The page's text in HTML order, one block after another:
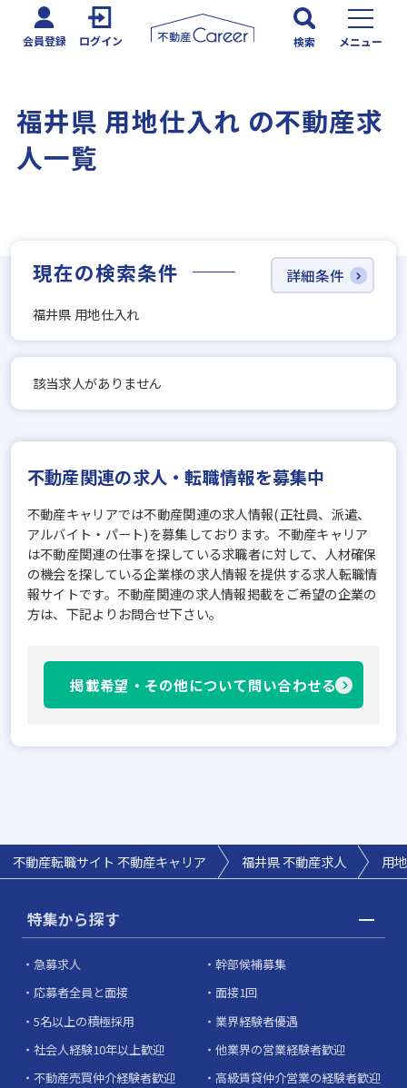
会員登録 ログイン 検索 メニュー
福井県 用地仕入れ の不動産求
人一覧
現在の検索条件
福井県 用地仕入れ
詳細条件
該当求人がありません
不動産関連の求人・転職情報を募集中
不動産キャリアでは不動産関連の求人情報(正社員、派遣、
アルバイト・パート)を募集しております。不動産キャリア
は不動産関連の仕事を探している求職者に対して、人材確保
の機会を探している企業様の求人情報を提供する求人転職情
報サイトです。不動産関連の求人情報掲載をご希望の企業の
方は、下記よりお問合せ下さい。
掲載希望・その他について問い合わせる
不動産転職サイト 不動産キャリア 福井県不動産求人 用
特集から探す
急募求人
幹部候補募集
応募者全員と面接
面接1回
5名以上の積極採用
業界経験者優遇
社会人経験10年以上歓迎
他業界の営業経験者歓迎
不動産売買仲介経験者歓迎
高級賃貸仲介営業の経験者歓迎